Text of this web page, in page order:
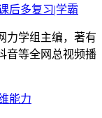
后多复习|学霸
力学组主编，著有
音等全网总视频播
能力